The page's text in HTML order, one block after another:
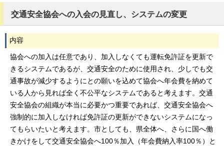
交通安全協会への入会の見直し、システムの変更
内容
協会への加入は任意であり、加入しなくても運転免許証を更新で
きるシステムであるが、交通安全のために使用され、少しでも交
通事故が減少するようにとの願いを込めて協会へ年会費を納めて
いる人から見れば全く不公平なシステムであると考えます。交通
安全協会の組織が本当に必要かつ重要であれば、交通安全協会へ
強制的に加入しなければ免許証の更新ができないシステムになっ
てもらいたいと考えます。市としても、県全体へ、さらに国へ働
きかけをして交通安全協会へ100％加入（年会費納入率100％）と